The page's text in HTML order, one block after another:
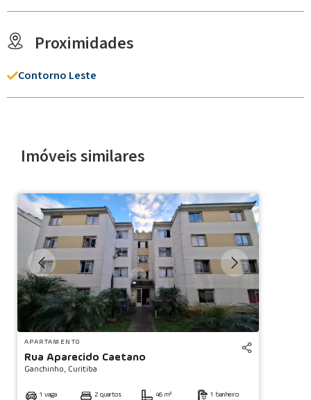
Proximidades
Contorno Leste
Imóveis similares
APARTAMENTO
Rua Aparecido Caetano
Ganchinho, Curitiba
1 vaga 2 quartos 46 m² 1 banheiro